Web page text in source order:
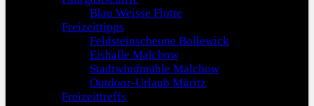
Blau Weisse Flotte
Freizeittipps
Feldsteinscheune Bollewick
Eishalle Malchow
Stadtwindmühle Malchow
Outdoor-Urlaub Müritz
Freizeittreffs